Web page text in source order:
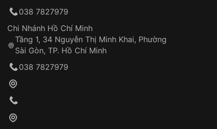
Khách hàng kiểm tra và thanh toán trực tiếp
Đảm bảo quyền lợi khách hàng
Đồng hành cùng khách hàng trong suốt quá
trình sử dụng
038 7827979
Chi Nhánh Hồ Chí Minh
Tầng 1, 34 Nguyễn Thị Minh Khai, Phường
Sài Gòn, TP. Hồ Chí Minh
038 7827979